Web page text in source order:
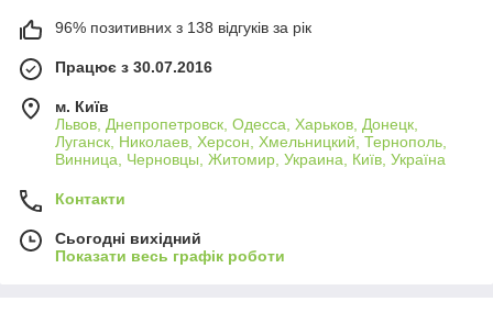
96% позитивних з 138 відгуків за рік
Працює з 30.07.2016
м. Київ
Львов, Днепропетровск, Одесса, Харьков, Донецк,
Луганск, Николаев, Херсон, Хмельницкий, Тернополь,
Винница, Черновцы, Житомир, Украина, Київ, Україна
Контакти
Сьогодні вихідний
Показати весь графік роботи